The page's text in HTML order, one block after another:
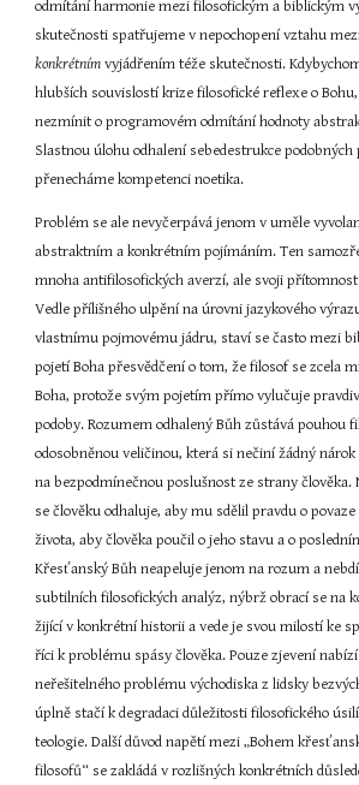
odmítání harmonie mezi filosofickým a biblickým
skutečnosti spatřujeme v nepochopení vztahu
konkrétním vyjádřením téže skutečnosti.
hlubších souvislostí krize filosofické reflexe o
nezmínit o programovém odmítání hodnoty
Slastnou úlohu odhalení sebedestrukce
přenecháme kompetenci noetika.
Problém se ale nevyčerpává jenom v uměle
abstraktním a konkrétním pojímáním. Ten
mnoha antifilosofických averzí, ale svoji
Vedle přílišného ulpění na úrovni jazykového
vlastnímu pojmovému jádru, staví se často mezi
pojetí Boha přesvědčení o tom, že filosof se zcela
Boha, protože svým pojetím přímo vylučuje
podoby. Rozumem odhalený Bůh zůstává pouhou
odosobněnou veličinou, která si nečiní žádný
na bezpodmínečnou poslušnost ze strany člověka.
se člověku odhaluje, aby mu sdělil pravdu o
života, aby člověka poučil o jeho stavu a o
Křesťanský Bůh neapeluje jenom na rozum a
subtilních filosofických analýz, nýbrž obrací se na
žijící v konkrétní historii a vede je svou milostí ke
říci k problému spásy člověka. Pouze zjevení
neřešitelného problému východiska z lidsky
úplně stačí k degradaci důležitosti filosofického
teologie. Další důvod napětí mezi „Bohem
filosofů“ se zakládá v rozlišných konkrétních